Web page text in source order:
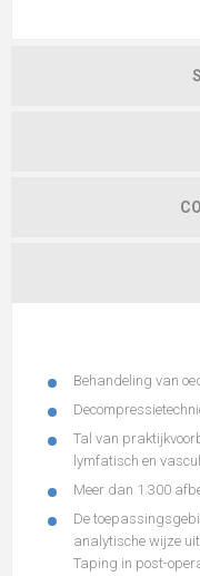
Behandeling van
Tal van
lymfatisch en
Meer dan 1.300
De
analytische wijze
Taping in post-